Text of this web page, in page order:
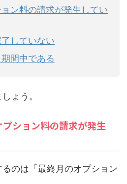
ン料の請求が発生してい
していない
間中である
ょう。
ション料の請求が発生
のは「最終月のオプション